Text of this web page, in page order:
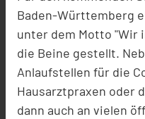
Baden-Württemberg
unter dem Motto "Wir
die Beine gestellt.
Anlaufstellen für die
Hausarztpraxen oder
dann auch an vielen